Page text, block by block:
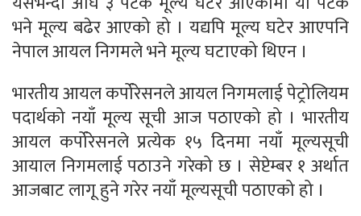
भने मूल्य बढेर आएको हो । यद्यपि मूल्य घटेर आएपनि
नेपाल आयल निगमले भने मूल्य घटाएको थिएन ।
भारतीय आयल कर्पोरेसनले आयल निगमलाई पेट्रोलियम
पदार्थको नयाँ मूल्य सूची आज पठाएको हो । भारतीय
आयल कर्पोरेसनले प्रत्येक १५ दिनमा नयाँ मूल्यसूची
आयाल निगमलाई पठाउने गरेको छ । सेप्टेम्बर १ अर्थात
आजबाट लागू हुने गरेर नयाँ मूल्यसूची पठाएको हो ।